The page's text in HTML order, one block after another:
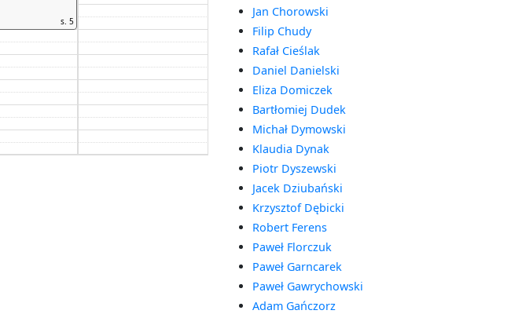
s. 5
Jan Chorowski
Filip Chudy
Rafał Cieślak
Daniel Danielski
Eliza Domiczek
Bartłomiej Dudek
Michał Dymowski
Klaudia Dynak
Piotr Dyszewski
Jacek Dziubański
Krzysztof Dębicki
Robert Ferens
Paweł Florczuk
Paweł Garncarek
Paweł Gawrychowski
Adam Gańczorz